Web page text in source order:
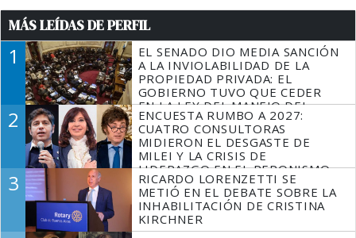
MÁS LEÍDAS DE PERFIL
1
EL SENADO DIO MEDIA SANCIÓN
A LA INVIOLABILIDAD DE LA
PROPIEDAD PRIVADA: EL
GOBIERNO TUVO QUE CEDER
EN LA LEY DEL MANEJO DEL
FUEGO
2
ENCUESTA RUMBO A 2027:
CUATRO CONSULTORAS
MIDIERON EL DESGASTE DE
MILEI Y LA CRISIS DE
LIDERAZGO EN EL PERONISMO
3
RICARDO LORENZETTI SE
METIÓ EN EL DEBATE SOBRE LA
INHABILITACIÓN DE CRISTINA
KIRCHNER